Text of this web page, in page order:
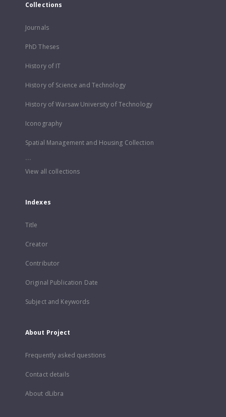
Collections
Journals
PhD Theses
History of IT
History of Science and Technology
History of Warsaw University of Technology
Iconography
Spatial Management and Housing Collection
...
View all collections
Indexes
Title
Creator
Contributor
Original Publication Date
Subject and Keywords
About Project
Frequently asked questions
Contact details
About dLibra